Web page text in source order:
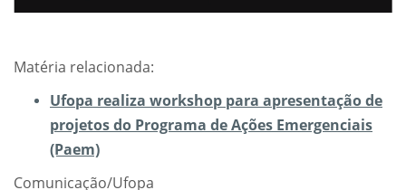
Matéria relacionada:
Ufopa realiza workshop para apresentação de
projetos do Programa de Ações Emergenciais
(Paem)
Comunicação/Ufopa